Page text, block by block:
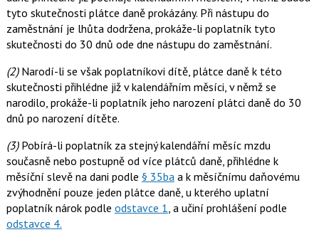
tyto skutečnosti plátce daně prokázány. Při nástupu do
zaměstnání je lhůta dodržena, prokáže-li poplatník tyto
skutečnosti do 30 dnů ode dne nástupu do zaměstnání.
(2)Narodí-li se však poplatníkovi dítě, plátce daně k této
skutečnosti přihlédne již v kalendářním měsíci, v němž se
narodilo, prokáže-li poplatník jeho narození plátci daně do 30
dnů po narození dítěte.
(3)Pobírá-li poplatník za stejný kalendářní měsíc mzdu
současně nebo postupně od více plátců daně, přihlédne k
měsíční slevě na dani podle § 35ba a k měsíčnímu daňovému
zvýhodnění pouze jeden plátce daně, u kterého uplatní
poplatník nárok podle odstavce 1 , a učiní prohlášení podle
odstavce 4.